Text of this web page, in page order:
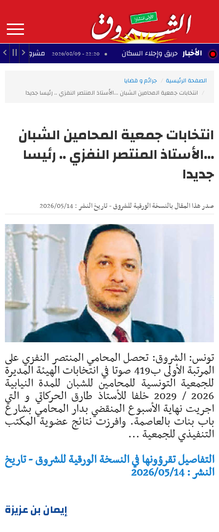
contenu
principal
MAIN
NAVIGATION الأخبار
حريق وإجلاء السكان 22:20 - 2026/08/09 مشروع تجاري متوقف
الصفحة الرئيسية
جرائم و قضايا
انتخابات جمعية المحامين الشبان ...الأستاذ المنتصر النفزي .. رئيسا جديدا
انتخابات جمعية المحامين الشبان
...الأستاذ المنتصر النفزي .. رئيسا
جديدا
صدر هذا المقال بالنسخة الورقية للشروق - تاريخ النشر : 2026/05/14
تونس: الشروق: تحصل المحامي المنتصر النفزي على
المرتبة الأولى ب419 صوتا في انتخابات الهيئة المديرة
للجمعية التونسية للمحامين للشبان للمدة النيابية
2026 / 2029 خلفا للأستاذ طارق الحركاتي و التي
اجريت نهاية الأسبوع المنقضي بدار المحامي بشارع
باب بنات بالعاصمة. وافرزت نتائج عضوية المكتب
التنفيذي للجمعية ...
التفاصيل تقرؤونها في النسخة الورقية للشروق - تاريخ
النشر : 2026/05/14
إيمان بن عزيزة